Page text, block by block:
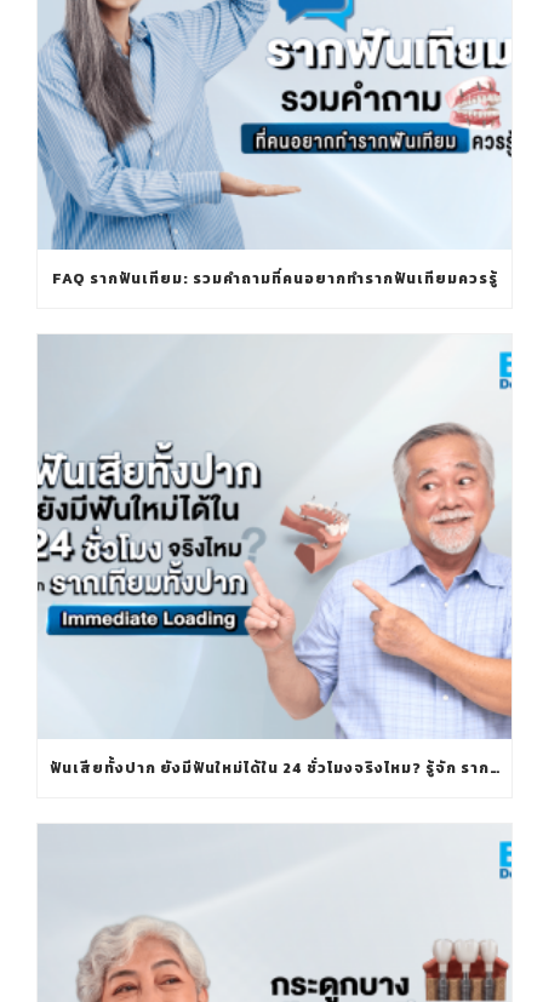
FAQ รากฟันเทียม: รวมคำถามที่คนอยากทำรากฟันเทียมควรรู้
ฟันเสียทั้งปาก ยังมีฟันใหม่ได้ใน 24 ชั่วโมงจริงไหม? รู้จัก รากเทียมทั้งปาก IMMEDIATE LOADING